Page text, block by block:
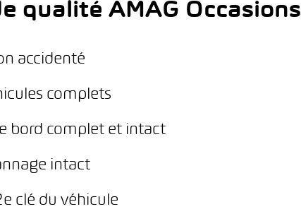
qualité AMAG Occasions
accidenté
complets
bord complet et intact
intact
clé du véhicule